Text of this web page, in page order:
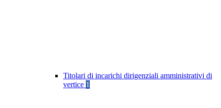
Titolari di incarichi dirigenziali amministrativi di
vertice 1